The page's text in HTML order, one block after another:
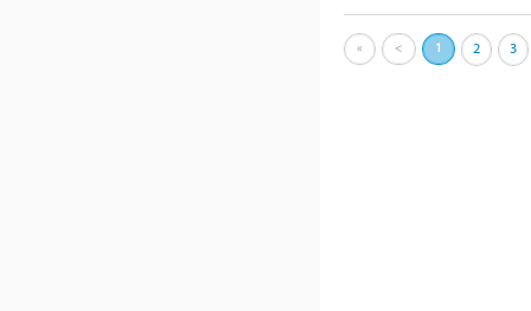
« < 1 2 3